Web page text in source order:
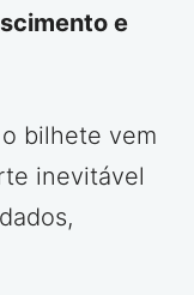
e
bilhete vem
inevitável